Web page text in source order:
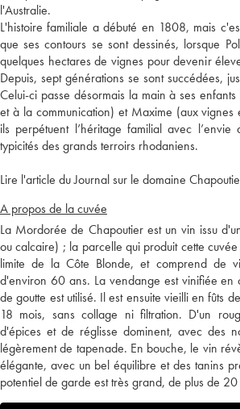
l'Australie.
L'histoire familiale a débuté en 1808, mais
que ses contours se sont dessinés, lorsque
quelques hectares de vignes pour devenir
Depuis, sept générations se sont succédées,
Celui-ci passe désormais la main à ses
et à la communication) et Maxime (aux vignes
ils perpétuent l’héritage familial avec
typicités des grands terroirs rhodaniens.
Lire l'article du Journal sur le domaine
A propos de la cuvée
La Mordorée de Chapoutier est un vin issu
ou calcaire) ; la parcelle qui produit cette
limite de la Côte Blonde, et comprend de
d'environ 60 ans. La vendange est vinifiée en
de goutte est utilisé. Il est ensuite vieilli en fûts
18 mois, sans collage ni filtration. D'un
d'épices et de réglisse dominent, avec des
légèrement de tapenade. En bouche, le vin
élégante, avec un bel équilibre et des tanins
potentiel de garde est très grand, de plus de 20